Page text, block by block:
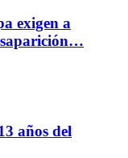
exigen a
años del